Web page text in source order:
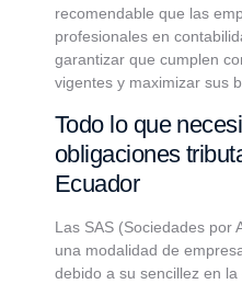
recomendable que las
profesionales en
garantizar que cumplen
vigentes y maximizar sus
Todo lo que
obligaciones
Ecuador
Las SAS (Sociedades por
una modalidad de
debido a su sencillez en la